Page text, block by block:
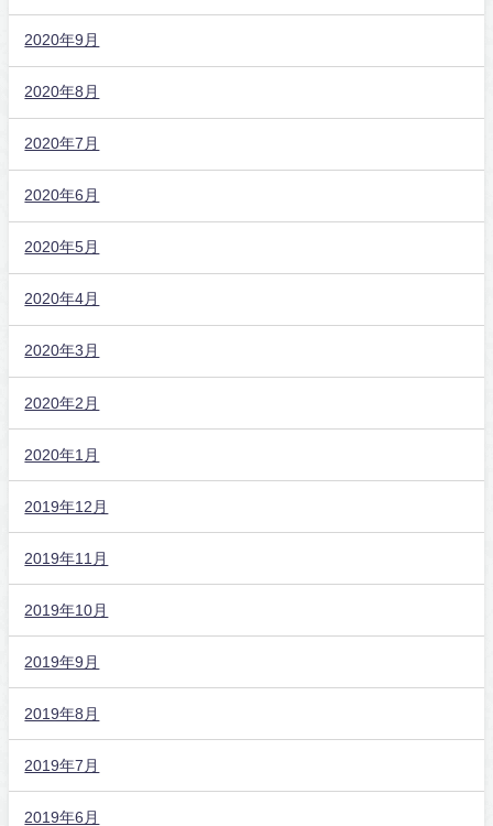
2020年9月
2020年8月
2020年7月
2020年6月
2020年5月
2020年4月
2020年3月
2020年2月
2020年1月
2019年12月
2019年11月
2019年10月
2019年9月
2019年8月
2019年7月
2019年6月